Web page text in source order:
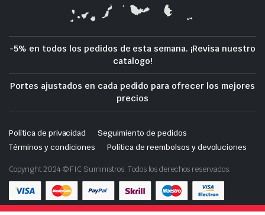
-5% en todos los pedidos de esta semana. ¡Revisa nuestro
catalogo!
Portes ajustados en cada pedido para ofrecer los mejores
precios
Política de privacidad
Seguimiento de pedidos
Términos y condiciones
Política de reembolsos y devoluciones
Copyright 2024 © FIC Suministros. Todos los derechos reservados.